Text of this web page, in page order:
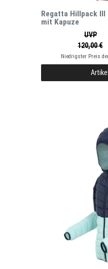
Regatta Hillpack
mit Kapuze
UVP
120,00 €
Niedrigster Preis